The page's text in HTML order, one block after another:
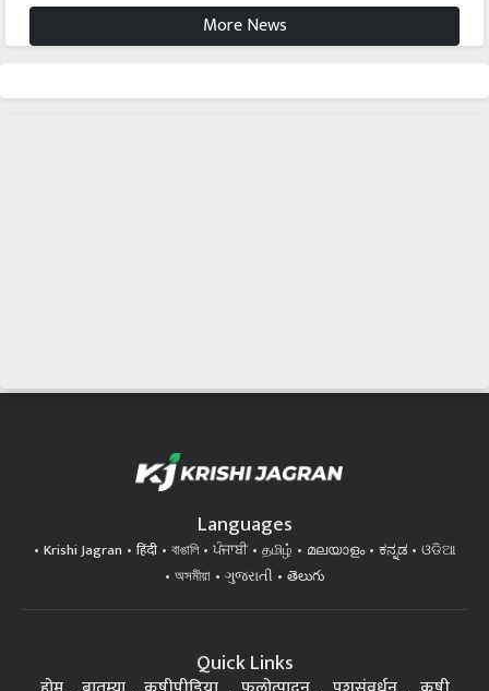
More News
Languages
Krishi Jagran हिंदी বাঙালি ਪੰਜਾਬੀ தமிழ் മലയാളം ಕನ್ನಡ
ଓଡିଆ
অসমীয়া
ગુજરાતી తెలుగు
Quick Links